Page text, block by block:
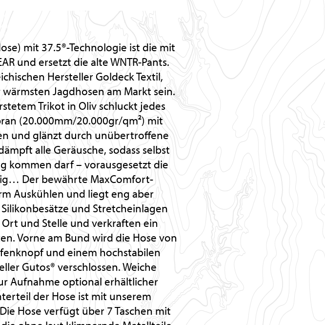
mit 37.5®-Technologie ist die mit
und ersetzt die alte WNTR-Pants.
Hersteller Goldeck Textil,
wärmsten Jagdhosen am Markt sein.
Trikot in Oliv schluckt jedes
(20.000mm/20.000gr/qm²) mit
und glänzt durch unübertroffene
alle Geräusche, sodass selbst
kommen darf – vorausgesetzt die
Der bewährte MaxComfort-
Auskühlen und liegt eng aber
und Stretcheinlagen
und Stelle und verkraften ein
Vorne am Bund wird die Hose von
und einem hochstabilen
Gutos® verschlossen. Weiche
Aufnahme optional erhältlicher
der Hose ist mit unserem
Hose verfügt über 7 Taschen mit